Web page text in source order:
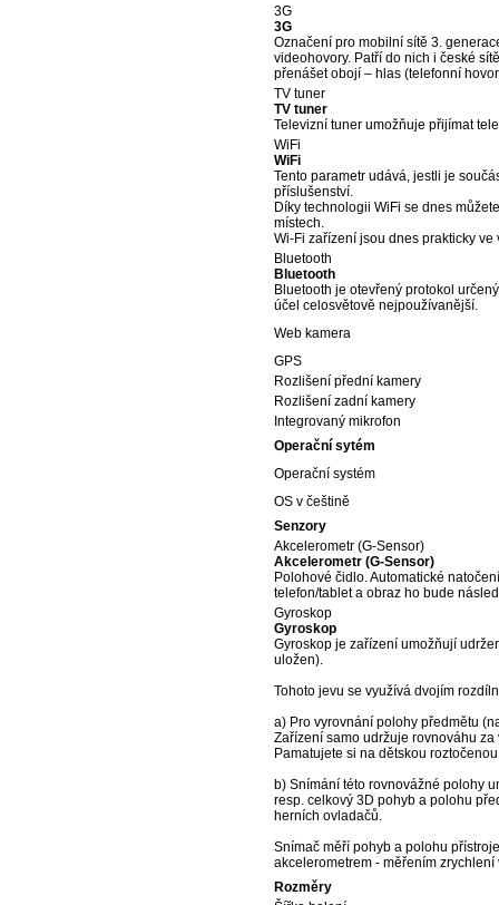
3G
3G
Označení pro mobilní sítě 3.
videohovory. Patří do nich i české
přenášet obojí – hlas (telefonní
TV tuner
TV tuner
Televizní tuner umožňuje přijímat
WiFi
WiFi
Tento parametr udává, jestli je
příslušenství.
Díky technologii WiFi se dnes
místech.
Wi-Fi zařízení jsou dnes prakticky
Bluetooth
Bluetooth
Bluetooth je otevřený protokol
účel celosvětově nejpoužívanější.
Web kamera
GPS
Rozlišení přední kamery
Rozlišení zadní kamery
Integrovaný mikrofon
Operační sytém
Operační systém
OS v češtině
Senzory
Akcelerometr (G-Sensor)
Akcelerometr (G-Sensor)
Polohové čidlo. Automatické
telefon/tablet a obraz ho bude
Gyroskop
Gyroskop
Gyroskop je zařízení umožňují
uložen).
Tohoto jevu se využívá dvojím
a) Pro vyrovnání polohy předmětu
Zařízení samo udržuje rovnováhu
Pamatujete si na dětskou
b) Snímání této rovnovážné polohy
resp. celkový 3D pohyb a polohu
herních ovladačů.
Snímač měří pohyb a polohu
akcelerometrem - měřením zrychlení
Rozměry